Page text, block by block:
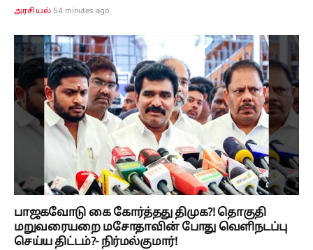
அரசியல் 54 minutes ago
பாஜகவோடு கை கோர்த்தது திமுக?! தொகுதி
மறுவரையறை மசோதாவின் போது வெளிநடப்பு
செய்ய திட்டம்?- நிர்மல்குமார்!